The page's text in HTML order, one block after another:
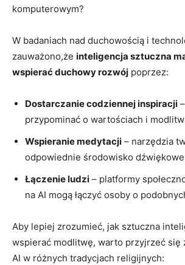
komputerowym?
W badaniach nad duchowością i
zauważono,że inteligencja sztuczna
wspierać duchowy rozwój poprzez:
Dostarczanie codziennej inspiracji
przypominać o wartościach i
Wspieranie medytacji – narzędzia
odpowiednie środowisko
Łączenie ludzi – platformy
na AI mogą łączyć osoby o
Aby lepiej zrozumieć, jak sztuczna
wspierać modlitwę, warto przyjrzeć się
AI w różnych tradycjach religijnych: